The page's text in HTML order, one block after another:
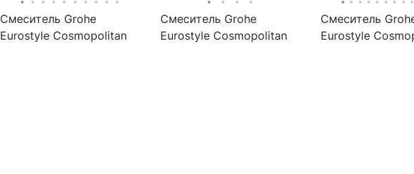
Смеситель Grohe
Eurostyle Cosmopolitan
Смеситель Grohe
Eurostyle Cosmopolitan
Смеситель
Eurostyle